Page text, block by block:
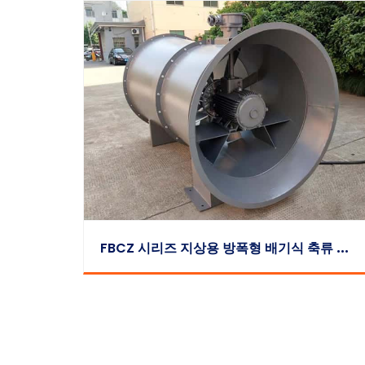
F
BCZ 시리즈 지상용 방폭형 배기식 축류 송풍기